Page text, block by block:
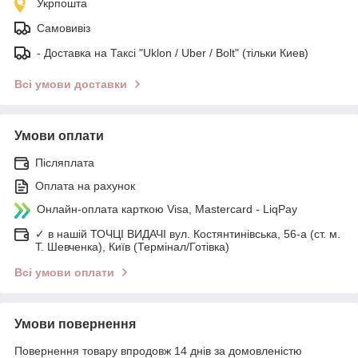
Укрпошта
Самовивіз
- Доставка на Таксі "Uklon / Uber / Bolt" (тільки Киев)
Всі умови доставки
Умови оплати
Післяплата
Оплата на рахунок
Онлайн-оплата карткою Visa, Mastercard - LiqPay
✓ в нашій ТОЧЦІ ВИДАЧІ вул. Костянтинівська, 56-а (ст. м.
Т. Шевченка), Київ (Термінал/Готівка)
Всі умови оплати
Умови повернення
Повернення товару впродовж 14 днів за домовленістю